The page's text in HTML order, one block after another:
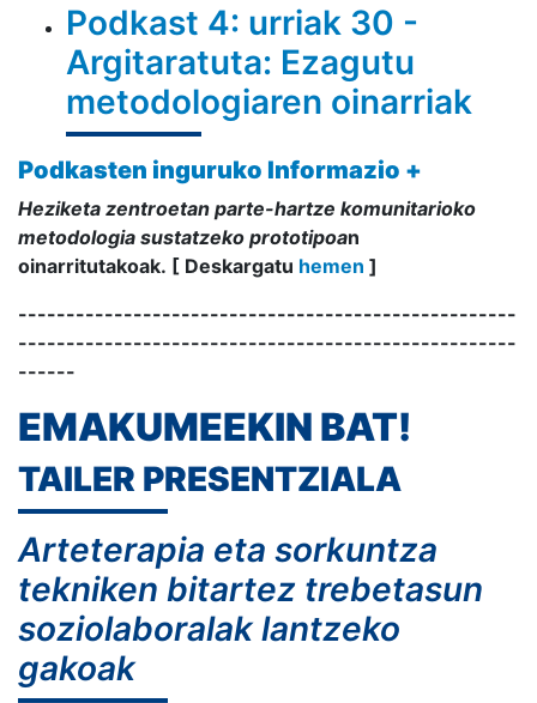
Podkast 4: urriak 30 -
Argitaratuta: Ezagutu
metodologiaren oinarriak
Podkasten inguruko Informazio +
Heziketa zentroetan parte-hartze komunitarioko
metodologia sustatzeko prototipoan
oinarritutakoak. [ Deskargatu hemen ]
----------------------------------------------------
----------------------------------------------------
------
EMAKUMEEKIN BAT!
TAILER PRESENTZIALA
Arteterapia eta sorkuntza
tekniken bitartez trebetasun
soziolaboralak lantzeko
gakoak